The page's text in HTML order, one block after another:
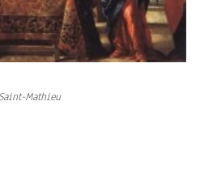
Mathieu